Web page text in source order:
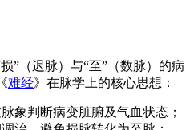
”（迟脉）与“至”（数脉）的病
难经》在脉学上的核心思想：
象判断病变脏腑及气血状态；